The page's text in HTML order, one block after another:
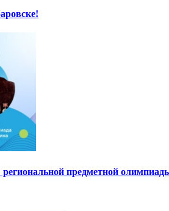
региональной предметной